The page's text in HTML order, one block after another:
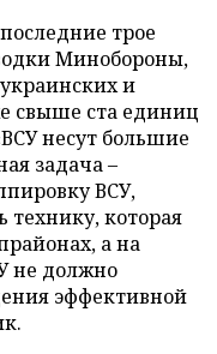
трое
Минобороны,
и
свыше ста единиц
несут большие
задача –
ВСУ,
которая
а на
не должно
эффективной